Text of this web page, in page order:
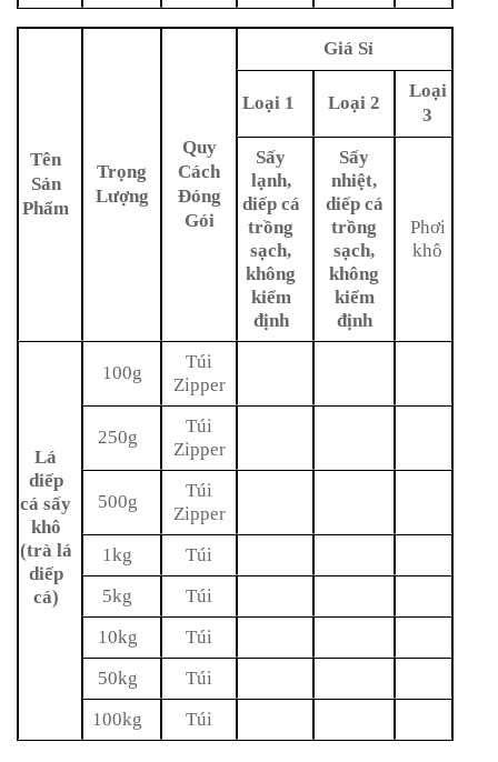
Tên
Sản
Phẩm
Trọng
Lượng
Quy
Cách
Đóng
Gói
Giá Sỉ
Loại 1 Loại 2
Loại
3
Sấy
lạnh,
diếp cá
trồng
sạch,
không
kiểm
định
Sấy
nhiệt,
diếp cá
trồng
sạch,
không
kiểm
định
Phơi
khô
Lá
diếp
cá sấy
khô
(trà lá
diếp
cá)
100g
Túi
Zipper
250g
Túi
Zipper
500g
Túi
Zipper
1kg
Túi
5kg
Túi
10kg
Túi
50kg
Túi
100kg
Túi